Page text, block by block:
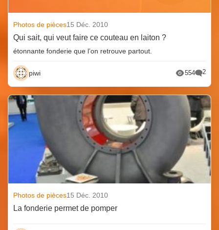
Photos de pièces15 Déc. 2010
Qui sait, qui veut faire ce couteau en laiton ?
étonnante fonderie que l’on retrouve partout.
piwi 554 2
Photos de pièces15 Déc. 2010
La fonderie permet de pomper